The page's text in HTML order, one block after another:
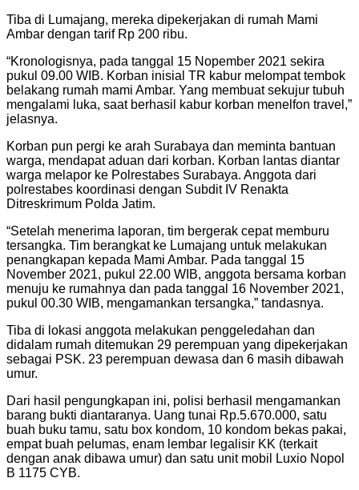
Tiba di Lumajang, mereka dipekerjakan di rumah Mami
Ambar dengan tarif Rp 200 ribu.
“Kronologisnya, pada tanggal 15 Nopember 2021 sekira
pukul 09.00 WIB. Korban inisial TR kabur melompat tembok
belakang rumah mami Ambar. Yang membuat sekujur tubuh
mengalami luka, saat berhasil kabur korban menelfon travel,”
jelasnya.
Korban pun pergi ke arah Surabaya dan meminta bantuan
warga, mendapat aduan dari korban. Korban lantas diantar
warga melapor ke Polrestabes Surabaya. Anggota dari
polrestabes koordinasi dengan Subdit IV Renakta
Ditreskrimum Polda Jatim.
“Setelah menerima laporan, tim bergerak cepat memburu
tersangka. Tim berangkat ke Lumajang untuk melakukan
penangkapan kepada Mami Ambar. Pada tanggal 15
November 2021, pukul 22.00 WIB, anggota bersama korban
menuju ke rumahnya dan pada tanggal 16 November 2021,
pukul 00.30 WIB, mengamankan tersangka,” tandasnya.
Tiba di lokasi anggota melakukan penggeledahan dan
didalam rumah ditemukan 29 perempuan yang dipekerjakan
sebagai PSK. 23 perempuan dewasa dan 6 masih dibawah
umur.
Dari hasil pengungkapan ini, polisi berhasil mengamankan
barang bukti diantaranya. Uang tunai Rp.5.670.000, satu
buah buku tamu, satu box kondom, 10 kondom bekas pakai,
empat buah pelumas, enam lembar legalisir KK (terkait
dengan anak dibawa umur) dan satu unit mobil Luxio Nopol
B 1175 CYB.